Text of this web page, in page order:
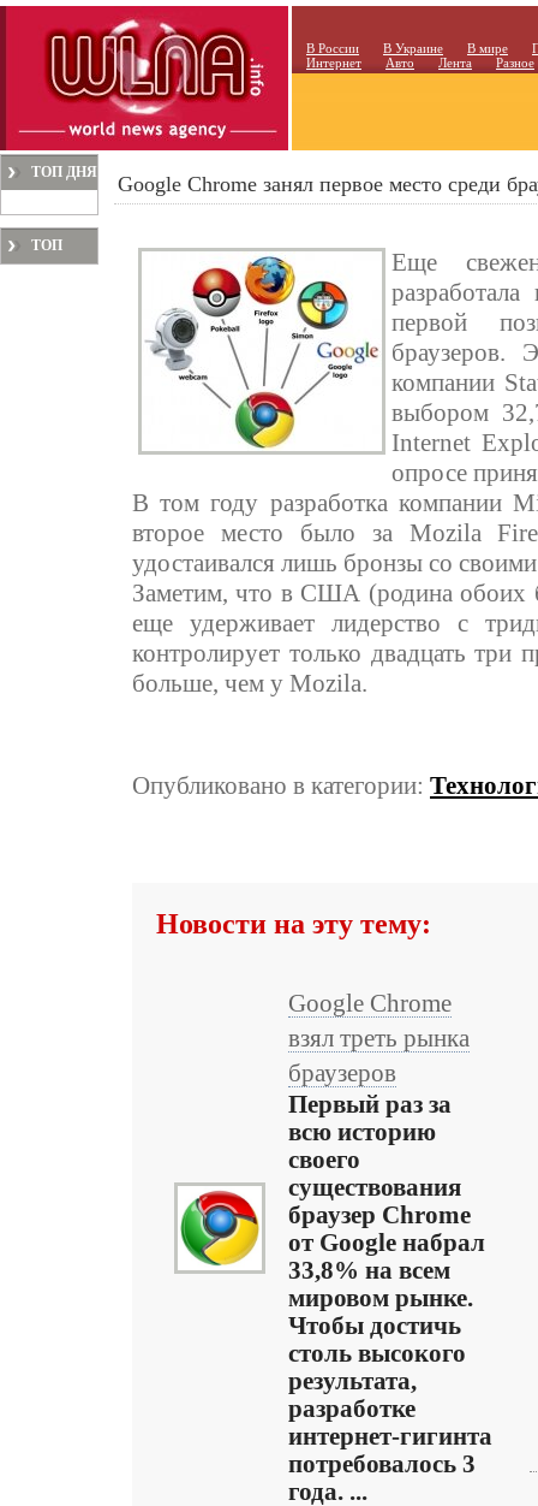
В России В Украине В мире
Интернет
Авто Лента Разное
ТОП ДНЯ
ТОП
Google Chrome занял первое место среди
Еще
первой
браузеров.
компании
выбором
Internet
опросе
В том году разработка компании
второе место было за Mozila
удостаивался лишь бронзы со
Заметим, что в США (родина обоих
еще удерживает лидерство с
контролирует только двадцать три
больше, чем у Mozila.
Опубликовано в категории:
Новости на эту тему:
Google Chrome
взял треть рынка
браузеров
Первый раз за
всю историю
своего
существования
браузер Chrome
от Google набрал
33,8% на всем
мировом рынке.
Чтобы достичь
столь высокого
результата,
разработке
интернет-гигинта
потребовалось 3
года. ...